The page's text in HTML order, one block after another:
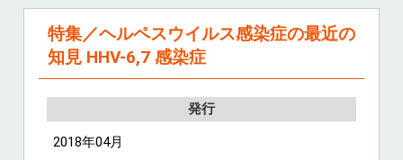
サービス概要
転載許諾
特集／ヘルペスウイルス感染症の最近の
知見 HHV-6,7 感染症
発行
2018年04月